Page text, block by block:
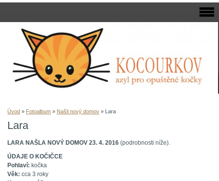
Úvod » Fotoalbum » Našli nový domov » Lara
Lara
LARA NAŠLA NOVÝ DOMOV 23. 4. 2016 (podrobnosti níže).
ÚDAJE O KOČIČCE
Pohlaví: kočka
Věk: cca 3 roky